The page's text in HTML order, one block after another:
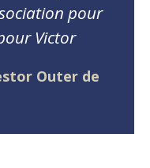
pour
Victor
Outer de